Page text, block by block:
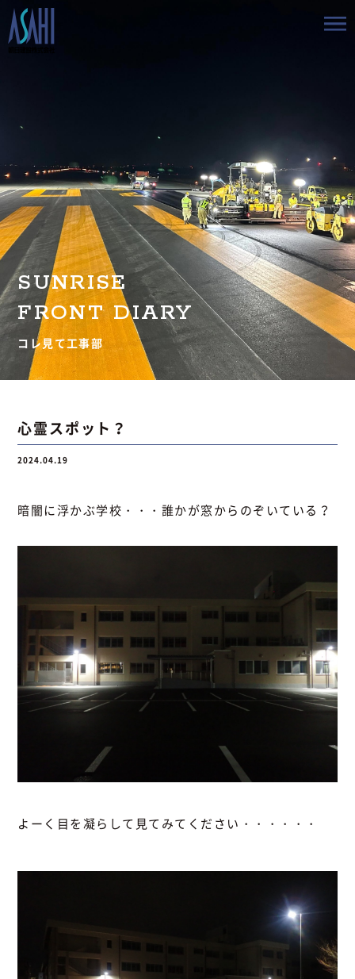
会社情報
採用情報
お知らせ
BLOG
お問い合わせ
お問い合わせ
SUNRISE
FRONT DIARY
コレ見て工事部
心霊スポット？
2024.04.19
暗闇に浮かぶ学校・・・誰かが窓からのぞいている？
よーく目を凝らして見てみてください・・・・・・